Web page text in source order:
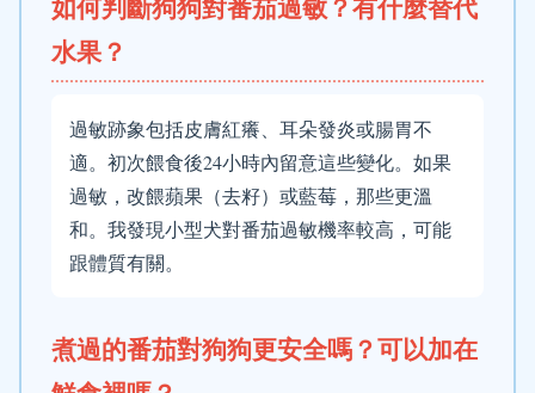
水果？
過敏跡象包括皮膚紅癢、耳朵發炎或腸胃不
適。初次餵食後24小時內留意這些變化。如果
過敏，改餵蘋果（去籽）或藍莓，那些更溫
和。我發現小型犬對番茄過敏機率較高，可能
跟體質有關。
煮過的番茄對狗狗更安全嗎？可以加在